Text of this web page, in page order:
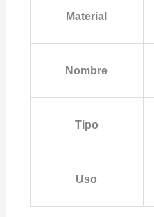
Material
Nombre
Tipo
Uso